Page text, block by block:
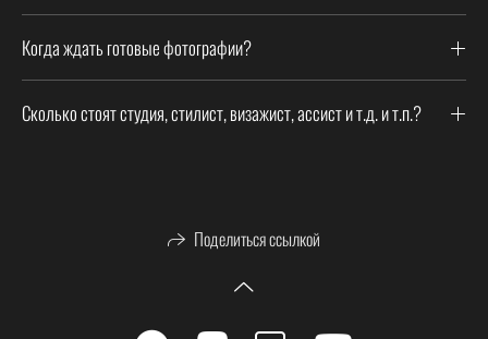
Когда ждать готовые фотографии?
Сколько стоят студия, стилист, визажист, ассист и т.д. и т.п.?
Поделиться ссылкой